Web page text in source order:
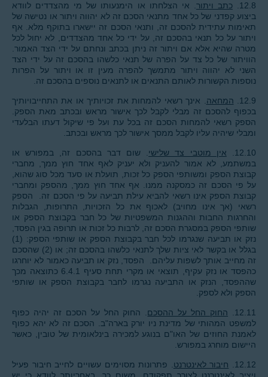
12.8. כתב ויתור . אי הצלחתו או הימנעותו של מי מהצדדים לוודא
ביצוע קפדני של כל אחד מתנאי הסכם זה לא יהווה ויתור או נטישה של
תאימות עתידית להסכם זה, ותנאי הסכם זה יישארו בתוקף מלא. אף
ויתור על כל תנאי בהסכם זה, על ידי כל אחד מהצדדים, לא יחול לכל
מטרה שהיא אלא אם ויתור זה ניתן בכתב ונחתם על ידי הצד האמור.
הוויתור של כל צד על הפרה של תנאי כלשהו בהסכם זה על ידי הצד
השני לא יהווה ויתור מתמשך להפרה מעין זו או ויתור על הפרות
נוספות הקשורות לאותם התנאים או לתנאים נוספים בהסכם זה.
12.9. המחאה . אינך רשאי להמחות את זכויותיך או את התחייבויותיך
בכפוף להסכם זה מבלי לקבל לכך אישור מראש ובכתב מאת הספק.
הספק רשאי להמחות הסכם זה בכל עת ועל פי שיקול דעתו הבלעדי
ומבלי שיהיה עליו לקבל ממסך אישור לכך מראש ובכתב.
12.10. אין מוטבי צד שלישי . שום דבר בהסכם זה, במפורש או
במשתמע, לא אמור להעניק ולא יעניק לאף אחד חוץ ממך, מחברי
קבוצת הספק ומשותפי הספק כל זכות, תועלת או סעד מכל סוג שהוא,
על פי הסכם זה כמסקנה ממנו. אף אחד חוץ ממך, מהספק ומחברי
קבוצת הספק אינו רשאי להביא עילת תביעה על פי הסכם זה. הספק
רשאי (אך אינו מחויב) לאכוף את כל הזכויות, התרופות, הגבלות
והחרגות החבות וההגנות המשפטיות של כל חבר בקבוצת הספק או
שותפי הספק במסגרת הסכם זה, לרבות כל זכות או תרופה בגין הפסד,
נזק או תביעה שנגרמו לכל חבר בקבוצת הספק או שותפי הספק: (1)
בגלל או בקשר לאי ציות שלך לתנאי כלשהו בהסכם זה; או (2) שהסכם
זה מחייב אותך לשפות עליהם. הפסד, נזק או תביעה כאמור לא יוחרגו
כהפסד או נזק עקיף, תוצאי או מקרי תחת סעיף 6.4.1 כתוצאה מכך
שההפסד, הנזק או התביעה נגרמו לחבר בקבוצת הספק או שותפי
הספק ולא לספק.
12.11. החוק החל על ההסכם . החוק החל על הסכם זה יהיה כפוף
למשפט המהותי של מדינת ניו יורק בארה"ב. הסכם זה לא יהא כפוף
לאמנת החוזים של האו"ם בנוגע למכירה בינלאומית של טובין, כאשר
היישום מוחרג במפורש.
12.12. חיבור לאינטרנט . פתרונות מסוימים עשויים לחייב חיבור פעיל